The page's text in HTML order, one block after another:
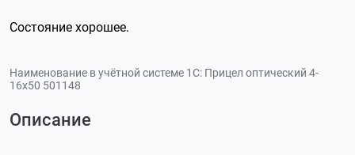
Состояние хорошее.
Наименование в учётной системе 1С: Прицел оптический 4-
16х50 501148
Описание